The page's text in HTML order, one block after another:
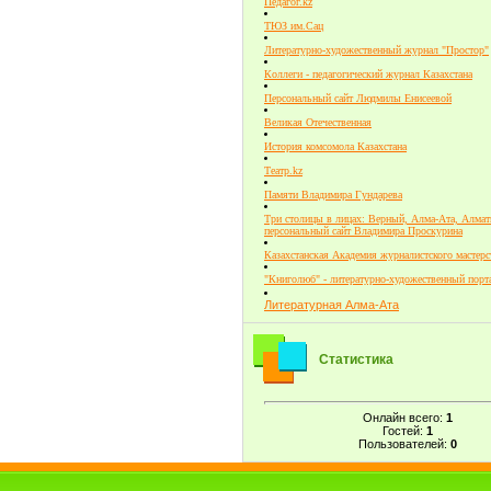
ТЮЗ им.Сац
Литературно-художественный журнал "Простор"
Коллеги - педагогический журнал Казахстана
Персональный сайт Людмилы Енисеевой
Великая Отечественная
История комсомола Казахстана
Театр.kz
Памяти Владимира Гундарева
Три столицы в лицах: Верный, Алма-Ата,
персональный сайт Владимира Проскурина
Казахстанская Академия журналистского
"Книголюб" - литературно-художественный
Литературная Алма-Ата
Статистика
Онлайн всего: 1
Гостей: 1
Пользователей: 0